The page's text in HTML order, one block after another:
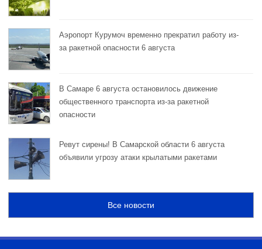
Аэропорт Курумоч временно прекратил работу из-
за ракетной опасности 6 августа
В Самаре 6 августа остановилось движение
общественного транспорта из-за ракетной
опасности
Ревут сирены! В Самарской области 6 августа
объявили угрозу атаки крылатыми ракетами
Все новости